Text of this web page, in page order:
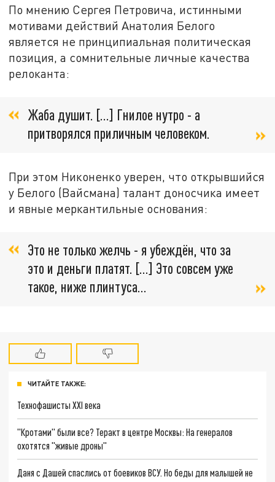
По мнению Сергея Петровича, истинными
мотивами действий Анатолия Белого
является не принципиальная политическая
позиция, а сомнительные личные качества
релоканта:
Жаба душит. […] Гнилое нутро - а
притворялся приличным человеком.
При этом Никоненко уверен, что открывшийся
у Белого (Вайсмана) талант доносчика имеет
и явные меркантильные основания:
Это не только желчь - я убеждён, что за
это и деньги платят. […] Это совсем уже
такое, ниже плинтуса…
ЧИТАЙТЕ ТАКЖЕ:
Технофашисты XXI века
"Кротами" были все? Теракт в центре Москвы: На генералов
охотятся "живые дроны"
Даня с Дашей спаслись от боевиков ВСУ. Но беды для малышей не